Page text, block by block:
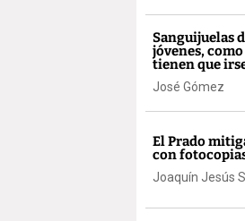
Sanguijuelas
jóvenes,
tienen que
de
José Gómez
El Prado
con
Joaquín Jesús